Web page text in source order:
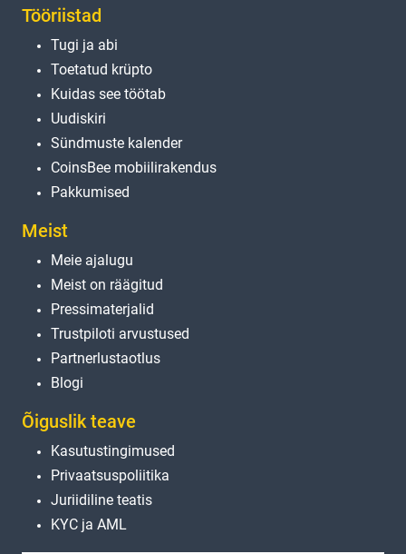
Tööriistad
Tugi ja abi
Toetatud krüpto
Kuidas see töötab
Uudiskiri
Sündmuste kalender
CoinsBee mobiilirakendus
Pakkumised
Meist
Meie ajalugu
Meist on räägitud
Pressimaterjalid
Trustpiloti arvustused
Partnerlustaotlus
Blogi
Õiguslik teave
Kasutustingimused
Privaatsuspoliitika
Juriidiline teatis
KYC ja AML